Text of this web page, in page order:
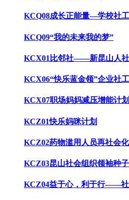
KCQ08成长正能量—学校社
KCQ09“我的未来我的梦”
KCX01比邻社——新昆山人
KCX06“快乐蓝金领”企业社
KCX07职场妈妈减压增能计划
KCZ01快乐妈咪计划
KCZ02药物滥用人员再社会
KCZ03昆山社会组织领袖种
KCZ04益于心，利于行——社